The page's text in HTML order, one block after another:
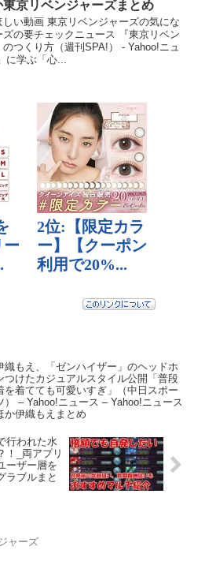
京リベンジャーズまとめ
い動画 東京リベンジャーズの気にな
の要チェックニュース 『東京リベン
つくり方（週刊SPA!） - Yahoo!ニュ
に学ぶ「心...
織もえ、「ゼンハイザー」のヘッドホ
つけたカジュアルスタイル公開「普段
を着てても可愛いすぎ」（中日スポー
） – Yahoo!ニュース – Yahoo!ニュース
か伊織もえまとめ
行われた水
！_両アプリ
ーザー層を
ラブルまと
ャーズ